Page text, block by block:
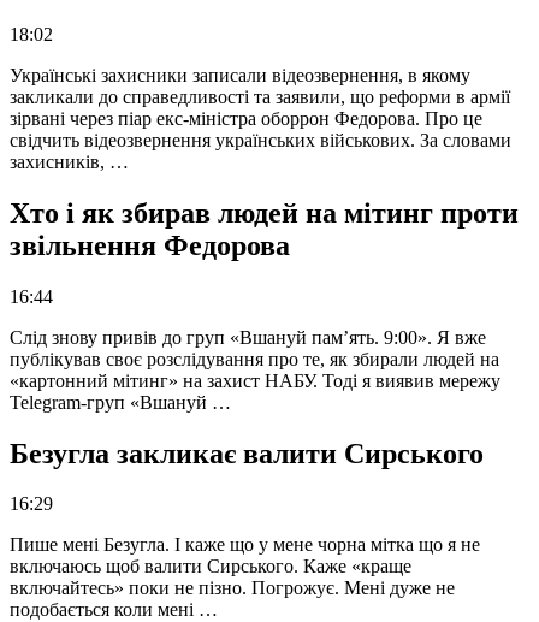
18:02
Українські захисники записали відеозвернення, в якому
закликали до справедливості та заявили, що реформи в армії
зірвані через піар екс-міністра оборрон Федорова. Про це
свідчить відеозвернення українських військових. За словами
захисників, …
Хто і як збирав людей на мітинг проти
звільнення Федорова
16:44
Слід знову привів до груп «Вшануй пам’ять. 9:00». Я вже
публікував своє розслідування про те, як збирали людей на
«картонний мітинг» на захист НАБУ. Тоді я виявив мережу
Telegram-груп «Вшануй …
Безугла закликає валити Сирського
16:29
Пише мені Безугла. І каже що у мене чорна мітка що я не
включаюсь щоб валити Сирського. Каже «краще
включайтесь» поки не пізно. Погрожує. Мені дуже не
подобається коли мені …